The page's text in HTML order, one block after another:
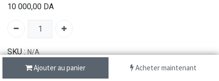
Ajouter au panier Acheter maintenant
10 000,00 DA
SKU : N/A
Brand: Lenovo